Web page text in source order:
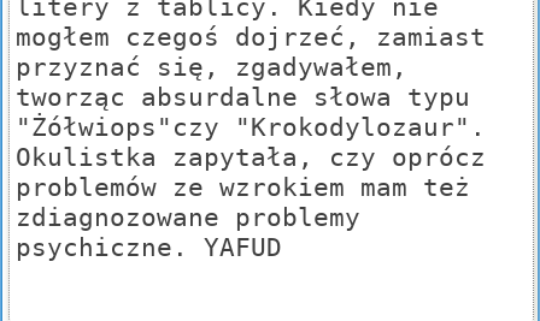
litery z tablicy. Kiedy nie
mogłem czegoś dojrzeć, zamiast
przyznać się, zgadywałem,
tworząc absurdalne słowa typu
"Żółwiops"czy "Krokodylozaur".
Okulistka zapytała, czy oprócz
problemów ze wzrokiem mam też
zdiagnozowane problemy
psychiczne. YAFUD